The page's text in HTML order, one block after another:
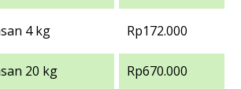
4 kg Rp172.000
20 kg Rp670.000